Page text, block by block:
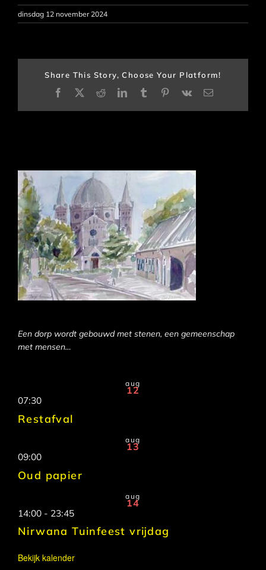
dinsdag 12 november 2024
Share This Story, Choose Your Platform!
Facebook
X RedditLinkedInTumblrPinterest
Vk
E-
Een dorp wordt gebouwd met stenen, een gemeenschap
met mensen…
aug
12
07:30
Restafval
aug
13
09:00
Oud papier
aug
14
14:00 - 23:45
Nirwana Tuinfeest vrijdag
Bekijk kalender